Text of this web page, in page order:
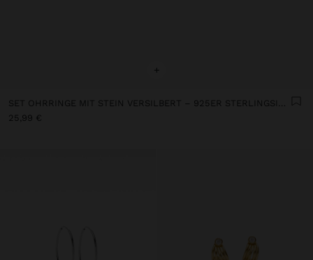
+
SET OHRRINGE MIT STEIN VERSILBERT – 925ER STERLINGSILBER
25,99 €